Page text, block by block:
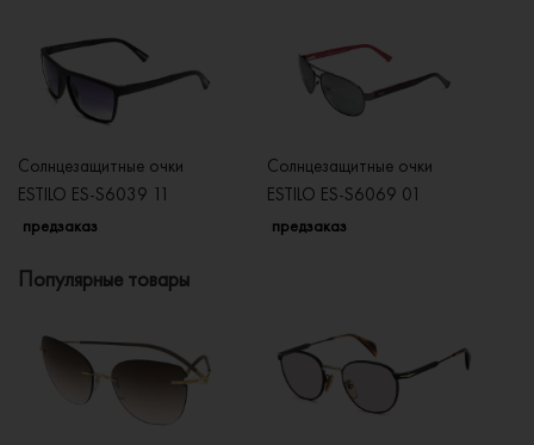
Солнцезащитные очки
ESTILO ES-S6039 11
предзаказ
Солнцезащитные очки
ESTILO ES-S6069 01
предзаказ
Популярные товары